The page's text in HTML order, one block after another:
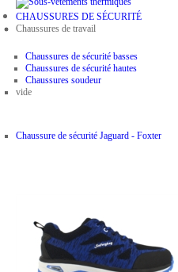
CHAUSSURES DE SÉCURITÉ
Chaussures de travail
Chaussures de sécurité basses
Chaussures de sécurité hautes
Chaussures soudeur
vide
Chaussure de sécurité Jaguard - Foxter